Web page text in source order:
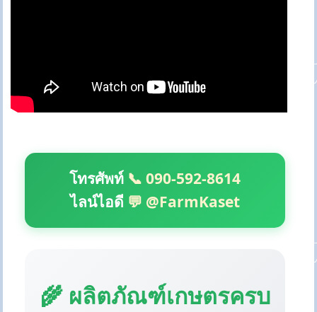
โทรศัพท์ 📞 090-592-8614
ไลน์ไอดี 💬 @FarmKaset
🌾 ผลิตภัณฑ์เกษตรครบ